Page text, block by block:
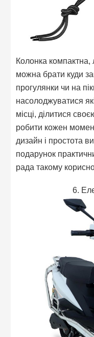
Колонка компактна,
можна брати куди
прогулянки чи на
насолоджуватися
місці, ділитися
робити кожен
дизайн і простота
подарунок
рада такому
6.